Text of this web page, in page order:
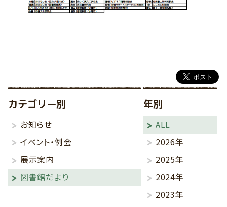
カテゴリー別
お知らせ
イベント・例会
展示案内
図書館だより
年別
ALL
2026年
2025年
2024年
2023年